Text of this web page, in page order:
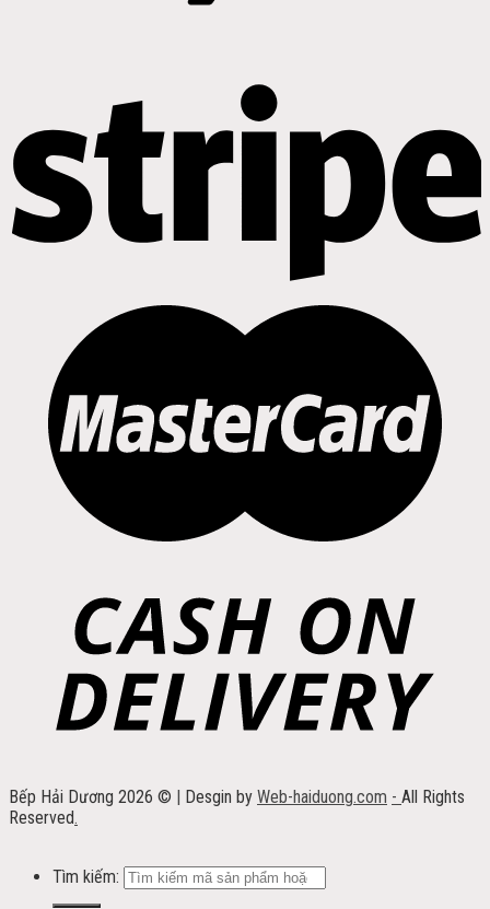
Bếp Hải Dương 2026 © Desgin by Web-haiduong.com - All Rights
Reserved.
Tìm kiếm: